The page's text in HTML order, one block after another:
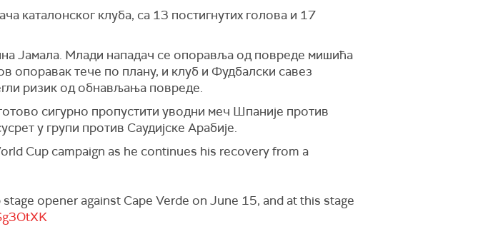
каталонског клуба, са 13 постигнутих голова и 17
Јамала. Млади нападач се опоравља од повреде мишића
опоравак тече по плану, и клуб и Фудбалски савез
ризик од обнављања повреде.
сигурно пропустити уводни меч Шпаније против
у групи против Саудијске Арабије.
Cup campaign as he continues his recovery from a
opener against Cape Verde on June 15, and at this stage